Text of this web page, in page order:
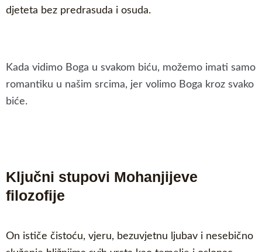
djeteta bez predrasuda i osuda.
Kada vidimo Boga u svakom biću, možemo imati samo
romantiku u našim srcima, jer volimo Boga kroz svako
biće.
Ključni stupovi Mohanjijeve
filozofije
On ističe čistoću, vjeru, bezuvjetnu ljubav i nesebično